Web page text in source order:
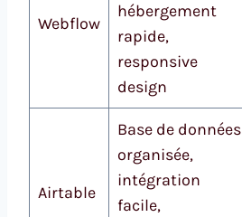
Webflow
hébergement
rapide,
responsive
design
Airtable
Base de données
organisée,
intégration
facile,